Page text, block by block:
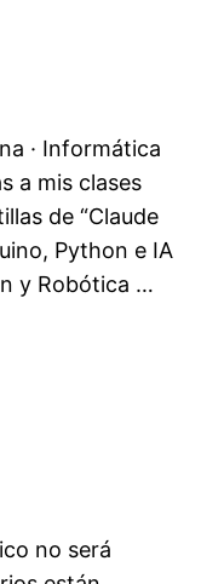
· Informática
a mis clases
de “Claude
Python e IA
y Robótica …
no será